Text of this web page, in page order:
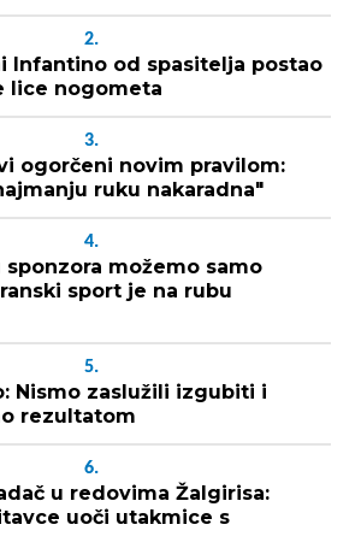
2.
Infantino od spasitelja postao
lice nogometa
3.
ogorčeni novim pravilom:
ruku nakaradna"
4.
možemo samo
sport je na rubu
5.
Nismo zaslužili izgubiti i
rezultatom
6.
u redovima Žalgirisa:
uoči utakmice s